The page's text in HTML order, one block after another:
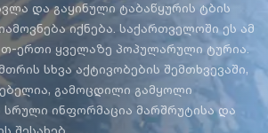
და გაყინული ტაბაწყურის ტბის
იქნება. საქართველოში ეს ამ
ერთი ყველაზე პოპულარული ტურია.
სხვა აქტივობების შემთხვევაში,
გამოცდილი გამყოლი
სრული ინფორმაცია მარშრუტისა და
შესახებ.